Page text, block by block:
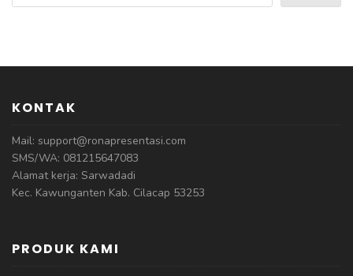
KONTAK
Mail: support@ronapresentasi.com
SMS/WA: 081215647083
Alamat kerja: Sarwadadi
Kec. Kawunganten Kab. Cilacap 53253
PRODUK KAMI